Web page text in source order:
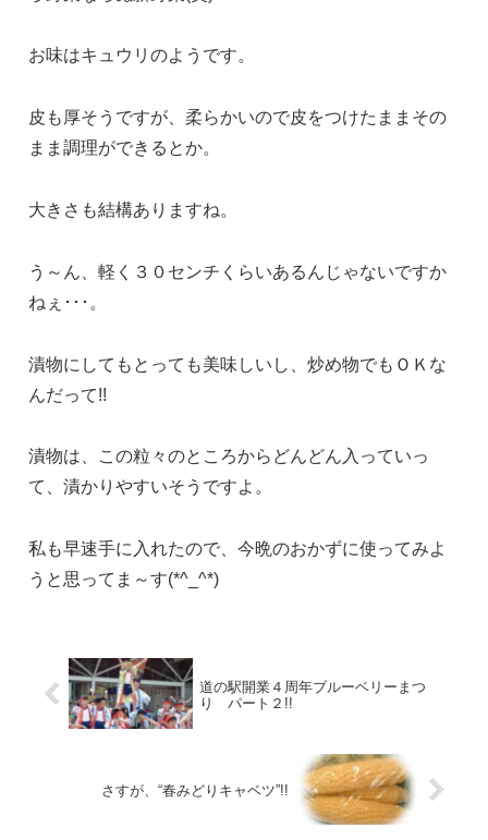
お味はキュウリのようです。
皮も厚そうですが、柔らかいので皮をつけたままその
まま調理ができるとか。
大きさも結構ありますね。
う～ん、軽く３０センチくらいあるんじゃないですか
ねぇ･･･。
漬物にしてもとっても美味しいし、炒め物でもＯＫな
んだって!!
漬物は、この粒々のところからどんどん入っていっ
て、漬かりやすいそうですよ。
私も早速手に入れたので、今晩のおかずに使ってみよ
うと思ってま～す(*^_^*)
道の駅開業４周年ブルーベリーまつ
り パート２!!
さすが、“春みどりキャベツ”!!